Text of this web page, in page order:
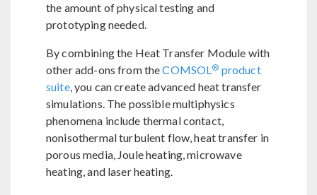
the amount of physical testing and
prototyping needed.
By combining the Heat Transfer Module with
other add-ons from theCOMSOL® product
suite, you can create advanced heat transfer
simulations. The possible multiphysics
phenomena include thermal contact,
nonisothermal turbulent flow, heat transfer in
porous media, Joule heating, microwave
heating, and laser heating.